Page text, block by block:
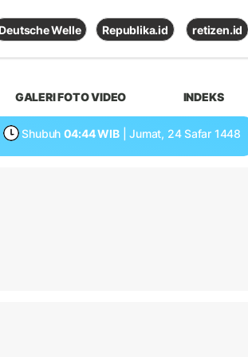
Deutsche Welle Republika.id retizen.id
GALERI FOTO VIDEO INDEKS
Shubuh 04:44 WIB | Jumat, 24 Safar 1448